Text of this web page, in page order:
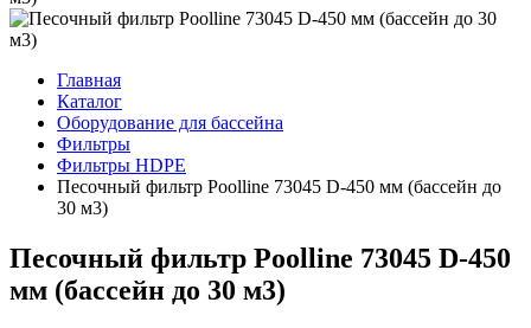
Главная
Каталог
Оборудование для бассейна
Фильтры
Фильтры HDPE
Песочный фильтр Poolline 73045 D-450 мм (бассейн до
30 м3)
Песочный фильтр Poolline 73045 D-450
мм (бассейн до 30 м3)